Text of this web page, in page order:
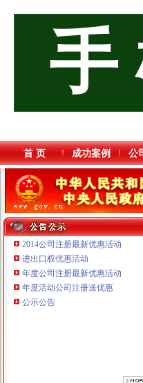
手
首 页 成功案例 公
2014公司注册最新优惠活动
进出口权优惠活动
年度公司注册最新优惠活动
年度活动公司注册送优惠
公示公告
重庆宝鹰汽车销售有限公司
重庆饰知广告传媒有限公司 渝中
重庆谦如福商贸有限公司 渝南3万